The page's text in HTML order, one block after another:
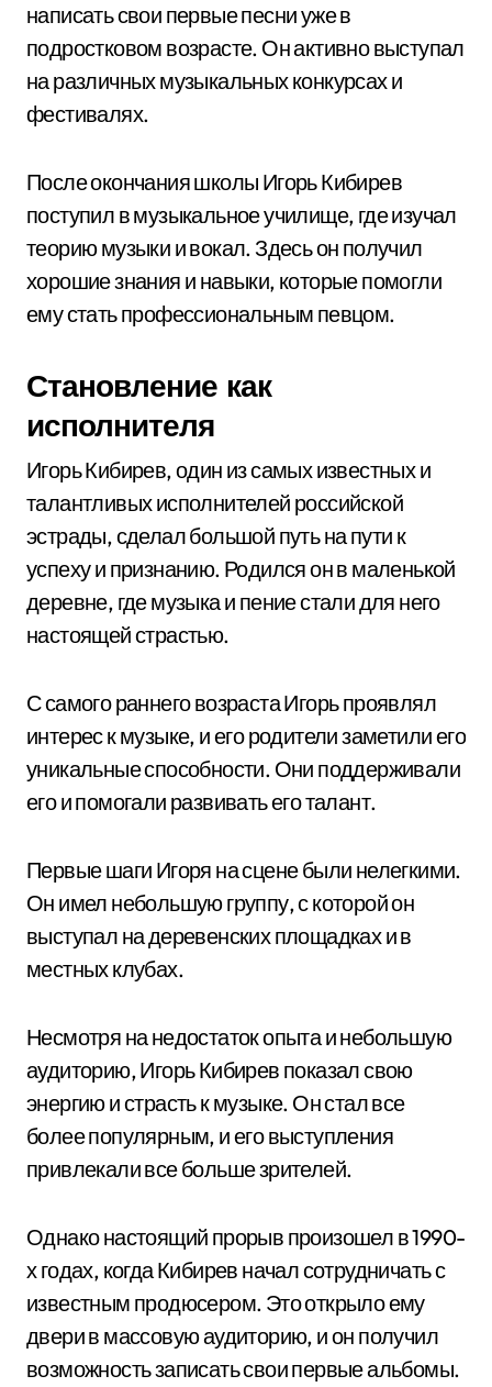
написать свои первые песни уже в
подростковом возрасте. Он активно выступал
на различных музыкальных конкурсах и
фестивалях.
После окончания школы Игорь Кибирев
поступил в музыкальное училище, где изучал
теорию музыки и вокал. Здесь он получил
хорошие знания и навыки, которые помогли
ему стать профессиональным певцом.
Становление как
исполнителя
Игорь Кибирев, один из самых известных и
талантливых исполнителей российской
эстрады, сделал большой путь на пути к
успеху и признанию. Родился он в маленькой
деревне, где музыка и пение стали для него
настоящей страстью.
С самого раннего возраста Игорь проявлял
интерес к музыке, и его родители заметили его
уникальные способности. Они поддерживали
его и помогали развивать его талант.
Первые шаги Игоря на сцене были нелегкими.
Он имел небольшую группу, с которой он
выступал на деревенских площадках и в
местных клубах.
Несмотря на недостаток опыта и небольшую
аудиторию, Игорь Кибирев показал свою
энергию и страсть к музыке. Он стал все
более популярным, и его выступления
привлекали все больше зрителей.
Однако настоящий прорыв произошел в 1990-
х годах, когда Кибирев начал сотрудничать с
известным продюсером. Это открыло ему
двери в массовую аудиторию, и он получил
возможность записать свои первые альбомы.